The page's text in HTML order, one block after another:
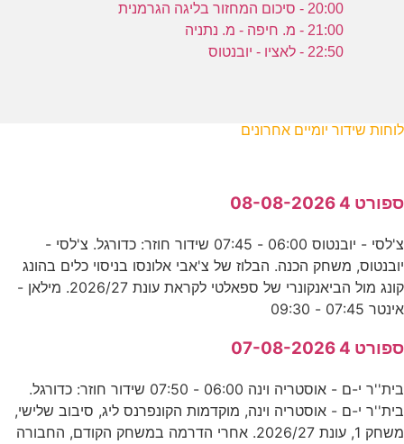
20:00 - סיכום המחזור בליגה הגרמנית
21:00 - מ. חיפה - מ. נתניה
22:50 - לאציו - יובנטוס
לוחות שידור יומיים אחרונים
ספורט 4 08-08-2026
צ'לסי - יובנטוס 06:00 - 07:45 שידור חוזר: כדורגל. צ'לסי -
יובנטוס, משחק הכנה. הבלוז של צ'אבי אלונסו בניסוי כלים בהונג
קונג מול הביאנקונרי של ספאלטי לקראת עונת 2026/27. מילאן -
אינטר 07:45 - 09:30
ספורט 4 07-08-2026
בית''ר י-ם - אוסטריה וינה 06:00 - 07:50 שידור חוזר: כדורגל.
בית''ר י-ם - אוסטריה וינה, מוקדמות הקונפרנס ליג, סיבוב שלישי,
משחק 1, עונת 2026/27. אחרי הדרמה במשחק הקודם, החבורה